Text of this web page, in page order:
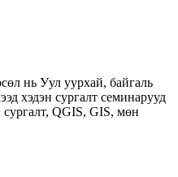
нь Уул уурхай, байгаль
хэдэн сургалт семинарууд
QGIS, GIS, мөн